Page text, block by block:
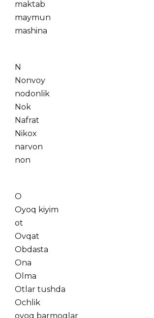
maktab
maymun
mashina
N
Nonvoy
nodonlik
Nok
Nafrat
Nikox
narvon
non
O
Oyoq kiyim
ot
Ovqat
Obdasta
Ona
Olma
Otlar tushda
Ochlik
oyoq barmoqlar